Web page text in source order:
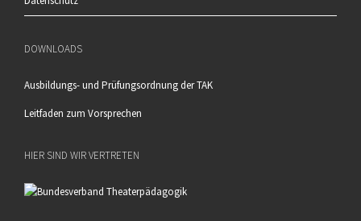
DOWNLOADS
Ausbildungs- und Prüfungsordnung der TAK
Leitfaden zum Vorsprechen
HIER SIND WIR VERTRETEN